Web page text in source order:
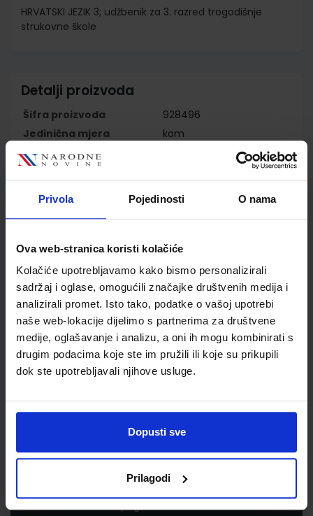
Privola Pojedinosti O nama
Ova web-stranica koristi kolačiće
Kolačiće upotrebljavamo kako bismo personalizirali
sadržaj i oglase, omogućili značajke društvenih medija i
analizirali promet. Isto tako, podatke o vašoj upotrebi
naše web-lokacije dijelimo s partnerima za društvene
medije, oglašavanje i analizu, a oni ih mogu kombinirati s
drugim podacima koje ste im pružili ili koje su prikupili
dok ste upotrebljavali njihove usluge.
Dopusti sve
Prilagodi
HRVATSKI JEZIK 3; udžbenik za 3. razred trogodišnje
strukovne škole
Detalji proizvoda
Šifra proizvoda
928496
Jedinična mjera
kom
Nakladnik
ŠKOLSKA KNJIGA d.d.
Autor
Nastavni predmet
HRVATSKI JEZIK
Reg br min
1389
Newsletter prijava
Prijavite se kako bi primali informacije o novim
pogodnostima